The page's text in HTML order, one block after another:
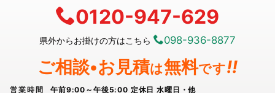
0120-947-629
県外からお掛けの方はこちら 098-936-8877
ご相談•お見積は無料です!!
営業時間
午前9:00～午後5:00 定休日 水曜日・他